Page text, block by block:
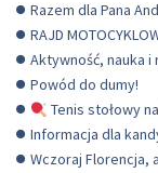
Razem dla Pana
RAJD
Aktywność, nauka i
Powód do dumy!
Tenis stołowy
Informacja dla
Wczoraj Florencja,